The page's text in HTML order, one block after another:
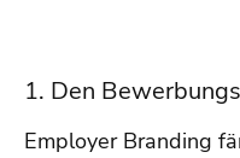
1. Den
Employer Branding